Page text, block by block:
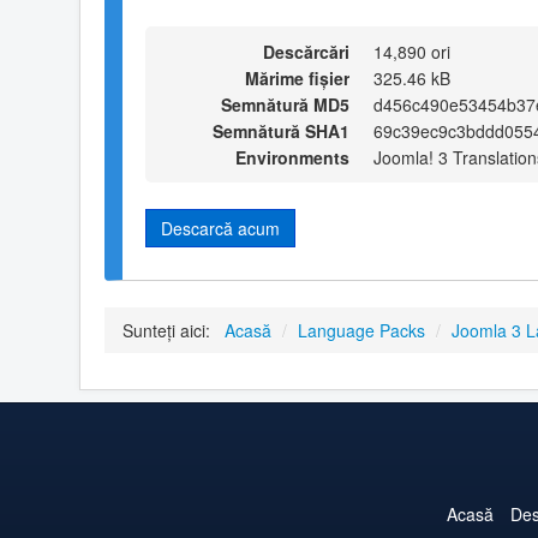
Descărcări
14,890 ori
Mărime fișier
325.46 kB
Semnătură MD5
Semnătură SHA1
Environments
Joomla! 3
Descarcă acum
Sunteți aici: Acasă / Language Packs / Joomla 3
Acasă